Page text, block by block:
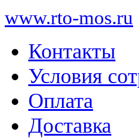
www.rto-mos.ru
Контакты
Условия
Оплата
Доставка